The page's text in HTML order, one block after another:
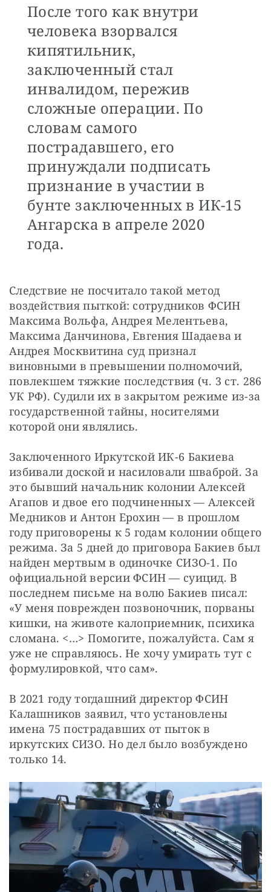
После того как внутри
человека взорвался
кипятильник,
заключенный стал
инвалидом, пережив
сложные операции. По
словам самого
пострадавшего, его
принуждали подписать
признание в участии в
бунте заключенных в ИК-15
Ангарска в апреле 2020
года.
Следствие не посчитало такой метод
воздействия пыткой: сотрудников ФСИН
Максима Вольфа, Андрея Мелентьева,
Максима Данчинова, Евгения Шадаева и
Андрея Москвитина суд признал
виновными в превышении полномочий,
повлекшем тяжкие последствия (ч. 3 ст. 286
УК РФ). Судили их в закрытом режиме из-за
государственной тайны, носителями
которой они являлись.
Заключенного Иркутской ИК-6 Бакиева
избивали доской и насиловали шваброй. За
это бывший начальник колонии Алексей
Агапов и двое его подчиненных — Алексей
Медников и Антон Ерохин — в прошлом
году приговорены к 5 годам колонии общего
режима. За 5 дней до приговора Бакиев был
найден мертвым в одиночке СИЗО-1. По
официальной версии ФСИН — суицид. В
последнем письме на волю Бакиев писал:
«У меня поврежден позвоночник, порваны
кишки, на животе калоприемник, психика
сломана. <…> Помогите, пожалуйста. Сам я
уже не справляюсь. Не хочу умирать тут с
формулировкой, что сам».
В 2021 году тогдашний директор ФСИН
Калашников заявил, что установлены
имена 75 пострадавших от пыток в
иркутских СИЗО. Но дел было возбуждено
только 14.